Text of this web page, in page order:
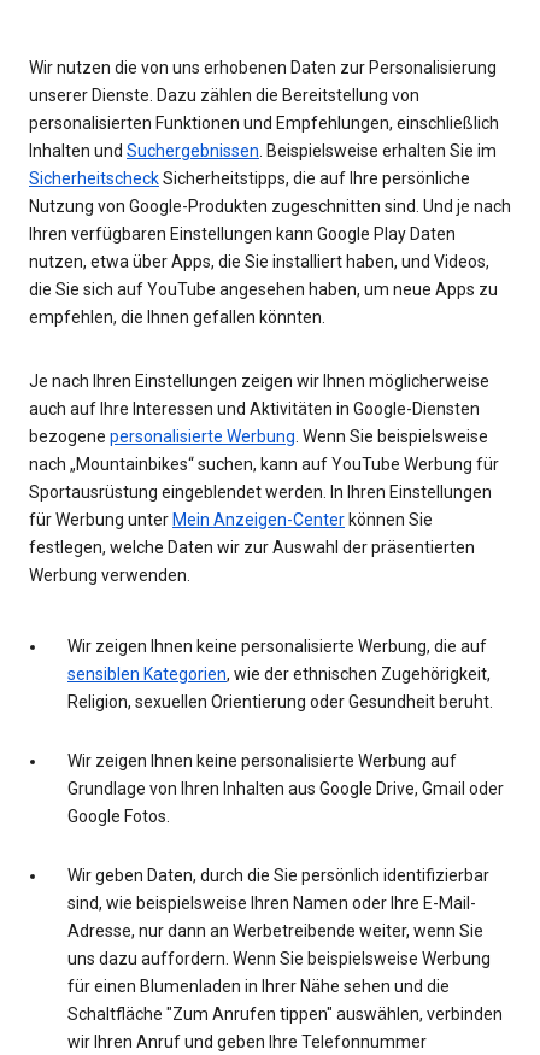
Wir nutzen die von uns erhobenen Daten zur Personalisierung
unserer Dienste. Dazu zählen die Bereitstellung von
personalisierten Funktionen und Empfehlungen, einschließlich
Inhalten und Suchergebnissen . Beispielsweise erhalten Sie im
SicherheitscheckSicherheitstipps, die auf Ihre persönliche
Nutzung von Google-Produkten zugeschnitten sind. Und je nach
Ihren verfügbaren Einstellungen kann Google Play Daten
nutzen, etwa über Apps, die Sie installiert haben, und Videos,
die Sie sich auf YouTube angesehen haben, um neue Apps zu
empfehlen, die Ihnen gefallen könnten.
Je nach Ihren Einstellungen zeigen wir Ihnen möglicherweise
auch auf Ihre Interessen und Aktivitäten in Google-Diensten
bezogene personalisierte Werbung . Wenn Sie beispielsweise
nach „Mountainbikes“ suchen, kann auf YouTube Werbung für
Sportausrüstung eingeblendet werden. In Ihren Einstellungen
für Werbung unterMein Anzeigen-Centerkönnen Sie
festlegen, welche Daten wir zur Auswahl der präsentierten
Werbung verwenden.
Wir zeigen Ihnen keine personalisierte Werbung, die auf
sensiblen Kategorien, wie der ethnischen Zugehörigkeit,
Religion, sexuellen Orientierung oder Gesundheit beruht.
Wir zeigen Ihnen keine personalisierte Werbung auf
Grundlage von Ihren Inhalten aus Google Drive, Gmail oder
Google Fotos.
Wir geben Daten, durch die Sie persönlich identifizierbar
sind, wie beispielsweise Ihren Namen oder Ihre E-Mail-
Adresse, nur dann an Werbetreibende weiter, wenn Sie
uns dazu auffordern. Wenn Sie beispielsweise Werbung
für einen Blumenladen in Ihrer Nähe sehen und die
Schaltfläche "Zum Anrufen tippen" auswählen, verbinden
wir Ihren Anruf und geben Ihre Telefonnummer